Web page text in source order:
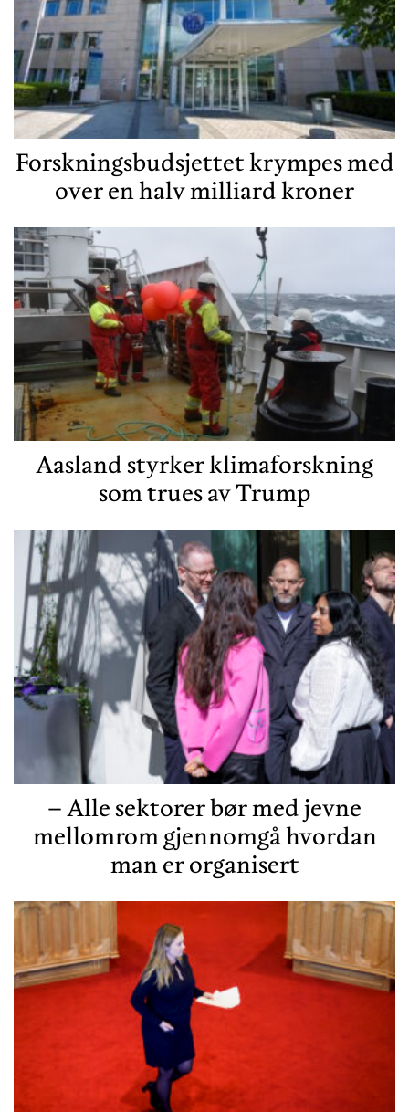
Forskningsbudsjettet krympes med
over en halv milliard kroner
Aasland styrker klimaforskning
som trues av Trump
– Alle sektorer bør med jevne
mellomrom gjennomgå hvordan
man er organisert